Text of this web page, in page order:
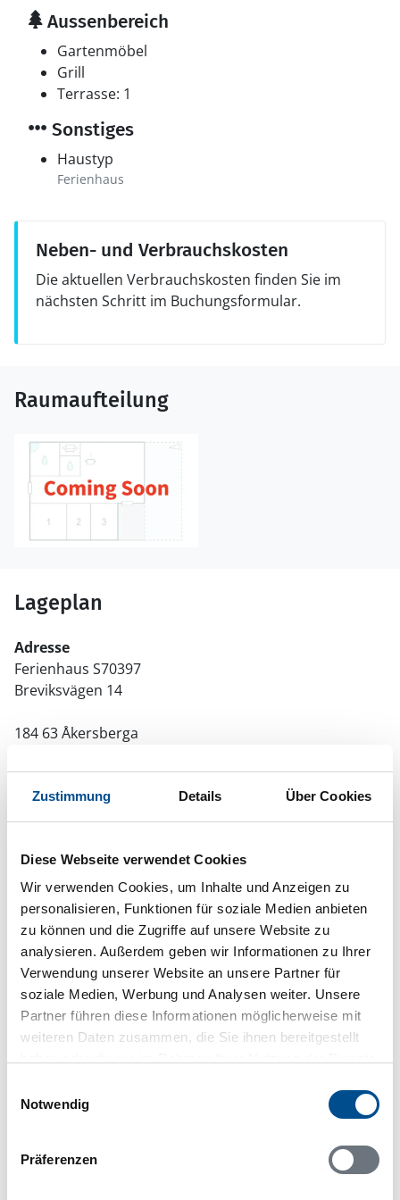
Zustimmung Details Über Cookies
Diese Webseite verwendet Cookies
Wir verwenden Cookies, um Inhalte und Anzeigen zu
personalisieren, Funktionen für soziale Medien anbieten
zu können und die Zugriffe auf unsere Website zu
analysieren. Außerdem geben wir Informationen zu Ihrer
Verwendung unserer Website an unsere Partner für
soziale Medien, Werbung und Analysen weiter. Unsere
Partner führen diese Informationen möglicherweise mit
weiteren Daten zusammen, die Sie ihnen bereitgestellt
Notwendig
Präferenzen
Aussenbereich
Gartenmöbel
Grill
Terrasse: 1
Sonstiges
Haustyp
Ferienhaus
Neben- und Verbrauchskosten
Die aktuellen Verbrauchskosten finden Sie im
nächsten Schritt im Buchungsformular.
Raumaufteilung
Lageplan
Adresse
Ferienhaus S70397
Breviksvägen 14
184 63 Åkersberga
Skriptblocker/AdBlocker aktiviert zu sein!
Das Bereitstellen und Ausführen einiger
Funktionen wird dadurch auf dieser Seite
verhindert. Um die Funktionen nutzen zu können,
deaktivieren Sie bitte den Blocker für diese Seite
oder setzen sie auf Ihre Whitelist.
Hinweis:Nachdem Sie Ihre Erlaubnis gegeben
haben, können Sie weiterhin selbst bestimmen,
welche Funktionen genutzt werden sollen.
Reisedauer auswählen